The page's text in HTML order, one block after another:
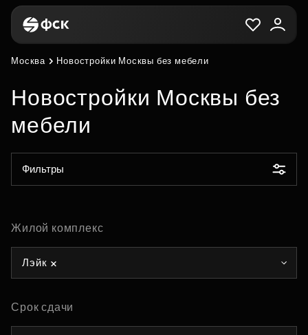
Москва Новостройки Москвы без мебели
Новостройки Москвы без
мебели
Фильтры
Жилой комплекс
Лэйк
Срок сдачи